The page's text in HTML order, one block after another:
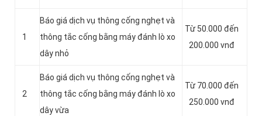
1
Báo giá dịch vụ thông cống nghẹt và
thông tắc cống bằng máy đánh lò xo
dây nhỏ
Từ 50.000 đến
200.000 vnđ
2
Báo giá dịch vụ thông cống nghẹt và
thông tắc cống bằng máy đánh lò xo
dây vừa
Từ 70.000 đến
250.000 vnđ